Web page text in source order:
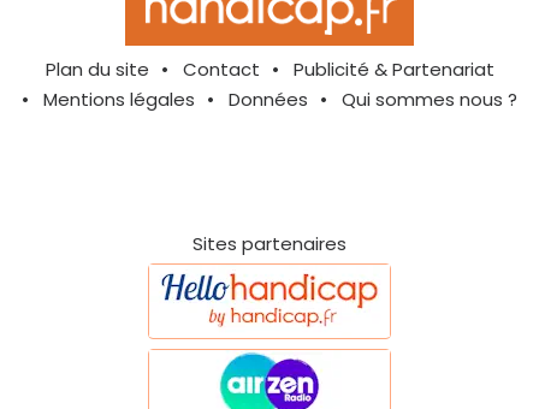
Plan du site Contact
Publicité & Partenariat
Mentions légales
Données Qui sommes nous ?
Sites partenaires